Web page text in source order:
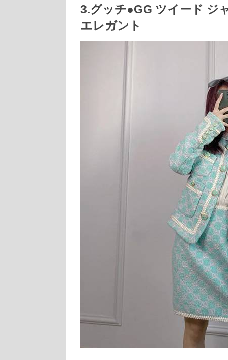
3.グッチ●GG ツイード ジ
エレガント